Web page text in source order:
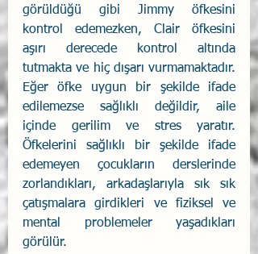
görüldüğü gibi Jimmy öfkesini
kontrol edemezken, Clair öfkesini
aşırı derecede kontrol altında
tutmakta ve hiç dışarı vurmamaktadır.
Eğer öfke uygun bir şekilde ifade
edilemezse sağlıklı değildir, aile
içinde gerilim ve stres yaratır.
Öfkelerini sağlıklı bir şekilde ifade
edemeyen çocukların derslerinde
zorlandıkları, arkadaşlarıyla sık sık
çatışmalara girdikleri ve fiziksel ve
mental problemeler yaşadıkları
görülür.